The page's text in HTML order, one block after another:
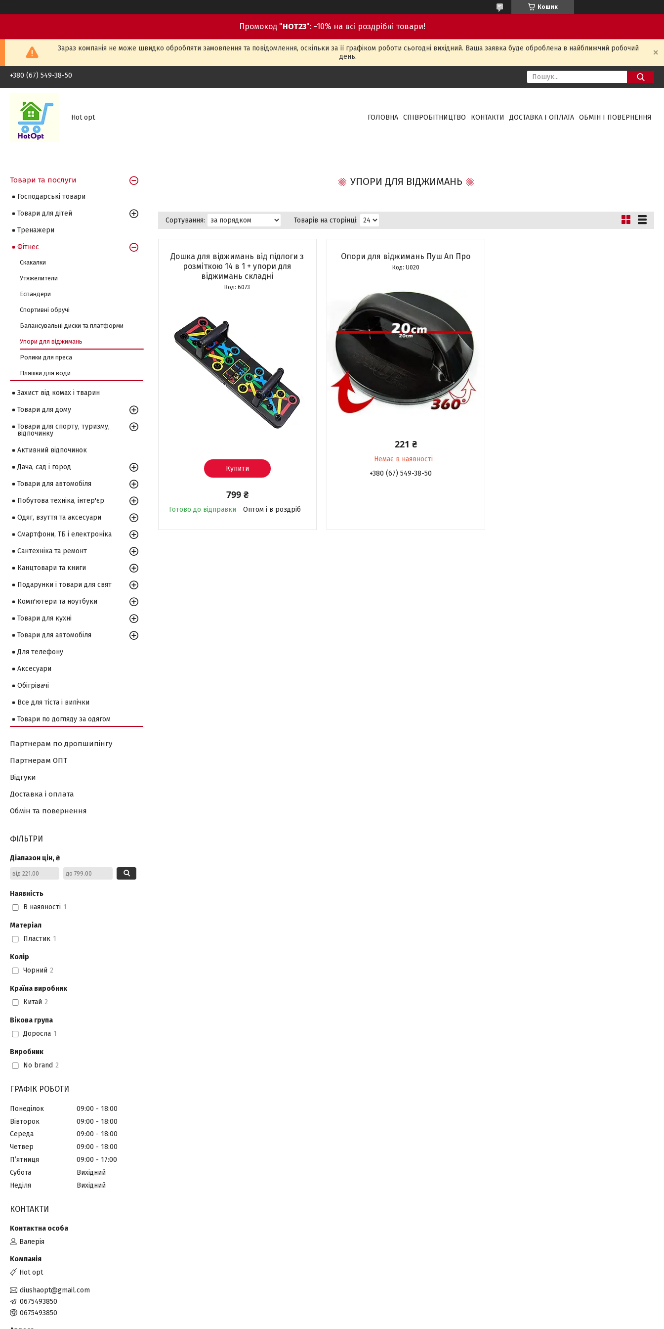
Кошик
Промокод "HOT23": -10% на всі роздрібні товари!
Зараз компанія не може швидко обробляти замовлення та повідомлення, оскільки за її графіком роботи сьогодні вихідний. Ваша заявка буде оброблена в найближчий робочий
день.
+380 (67) 549-38-50
Hot opt ГОЛОВНА СПІВРОБІТНИЦТВО КОНТАКТИ ДОСТАВКА І ОПЛАТА ОБМІН І ПОВЕРНЕННЯ
УПОРИ ДЛЯ ВІДЖИМАНЬ
Дошка для віджимань від підлоги з
розміткою 14 в 1 + упори для
віджимань складні
6073
Купити
799 ₴
Готово до відправки Оптом і в роздріб
Опори для віджимань Пуш Ап Про
U020
221 ₴
Немає в наявності
+380 (67) 549-38-50
Товари та послуги
Господарські товари
Товари для дітей
Тренажери
Фітнес
Скакалки
Утяжелители
Еспандери
Спортивні обручі
Балансувальні диски та платформи
Упори для віджимань
Ролики для преса
Пляшки для води
Захист від комах і тварин
Товари для дому
Товари для спорту, туризму,
відпочинку
Активний відпочинок
Дача, сад і город
Товари для автомобіля
Побутова техніка, інтер'єр
Одяг, взуття та аксесуари
Смартфони, ТБ і електроніка
Сантехніка та ремонт
Канцтовари та книги
Подарунки і товари для свят
Комп'ютери та ноутбуки
Товари для кухні
Товари для автомобіля
Для телефону
Аксесуари
Обігрівачі
Все для тіста і випічки
Товари по догляду за одягом
Партнерам по дропшипінгу
Партнерам ОПТ
Відгуки
Доставка і оплата
Обмін та повернення
ФІЛЬТРИ
Діапазон цін, ₴
Наявність
В наявності 1
Матеріал
Пластик 1
Колір
Чорний 2
Країна виробник
Китай 2
Вікова група
Доросла 1
Виробник
No brand 2
ГРАФІК РОБОТИ
Понеділок 09:00
18:00
Вівторок
09:00
18:00
Середа
09:00
18:00
Четвер
09:00
18:00
Пʼятниця
09:00
17:00
Субота
Вихідний
Неділя
Вихідний
КОНТАКТИ
Валерія
Hot opt
diushaopt@gmail.com
0675493850
0675493850